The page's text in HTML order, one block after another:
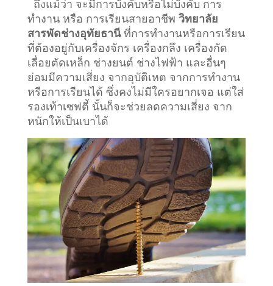
ถึงแม้ว่า จะมีการบังคับหรือไม่บังคับ การ
ทำงาน หรือ การเรียนสายอาชีพ วิทยาลัย
สารพัดช่างอุทัยธานีที่การทำงานหรือการเรียน
ที่ต้องอยู่กับเครื่องจักร เครื่องกลึง เครื่องกัด
เลื่อยตัดเหล็ก ช่างยนต์ ช่างไฟฟ้า และอื่นๆ
ย่อมมีความเสี่ยง จากอุบัติเหต จากการทำงาน
หรือการเรียนได้ ซึ่งคงไม่มีใครอยากเจอ แต่ใส่
รองเท้าเซฟตี้ นั้นก็จะช่วยลดความเสี่ยง จาก
หนักให้เป็นเบาได้